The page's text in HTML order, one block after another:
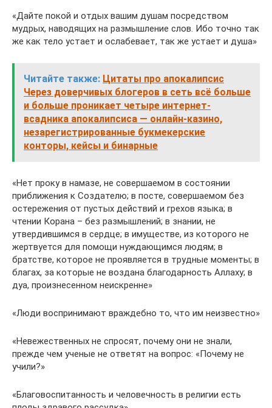
«Дайте покой и отдых вашим душам посредством
мудрых, наводящих на размышление слов. Ибо точно так
же как тело устает и ослабевает, так же устает и душа»
Читайте также: Цитаты про апокалипсис
Через доверчивых блогеров в сеть всё больше
и больше проникает четыре интернет-
всадника апокалипсиса — онлайн-казино,
незарегистрированные букмекерские
конторы, кейсы и бинарные
«Нет проку в намазе, не совершаемом в состоянии
приближения к Создателю; в посте, совершаемом без
остережения от пустых действий и грехов языка; в
чтении Корана – без размышлений; в знании, не
утвердившимся в сердце; в имуществе, из которого не
жертвуется для помощи нуждающимся людям; в
братстве, которое не проявляется в трудные моменты; в
благах, за которые не воздана благодарность Аллаху; в
дуа, произнесенном неискренне»
«Люди воспринимают враждебно то, что им неизвестно»
«Невежественных не спросят, почему они не знали,
прежде чем ученые не ответят на вопрос: «Почему не
учили?»
«Благовоспитанность и человечность в религии есть